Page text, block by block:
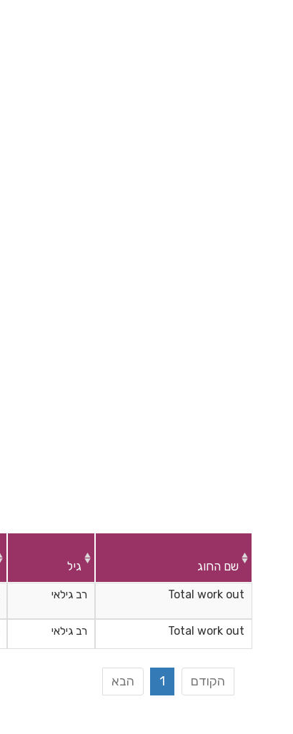
שם החוג גיל
Total work out רב גילאי
Total work out רב גילאי
הקודם
1 הבא